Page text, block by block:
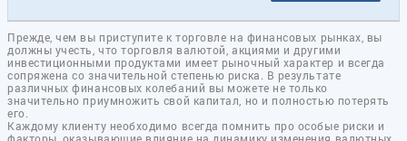
Прежде, чем вы приступите к торговле на финансовых рынках, вы
должны учесть, что торговля валютой, акциями и другими
инвестиционными продуктами имеет рыночный характер и всегда
сопряжена со значительной степенью риска. В результате
различных финансовых колебаний вы можете не только
значительно приумножить свой капитал, но и полностью потерять
его.
Каждому клиенту необходимо всегда помнить про особые риски и